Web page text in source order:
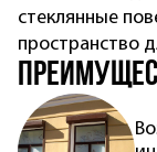
стеклянные
пространство